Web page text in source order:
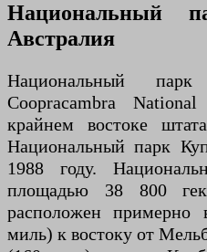
Национальный
Австралия
Национальный
Coopracambra
крайнем востоке
Национальный парк
1988 году.
площадью 38 800
расположен примерно
миль) к востоку от